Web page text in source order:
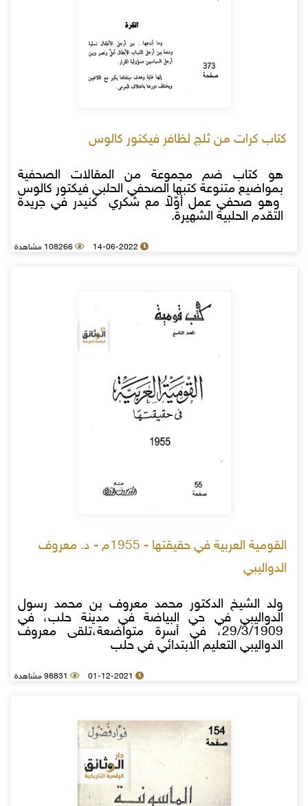
كتاب كرات من ثلج لظافر فيكتور كالوس
هو كتاب ضم مجموعة من المقالات الصحفية
بمواضيع متنوعة كتبها الصحفي الحلبي فيكتور كالوس
وهو صحفي عمل أوّلاً مع شكري كنيدر في جريدة
التقدم الحلبية الشهيرة.
14-06-2022 108266 مشاهدة
القومية العربية في حقيقتها - 1955م - د. معروف
الدواليبي
ولد الشيخ الدكتور محمد معروف بن محمد رسول
الدواليبي في حي البياضة في مدينة حلب، في
29/3/1909، في أسرة متواضعة،تلقى معروف
الدواليبي التعليم الابتدائي في حلب
01-12-2021 98831 مشاهدة